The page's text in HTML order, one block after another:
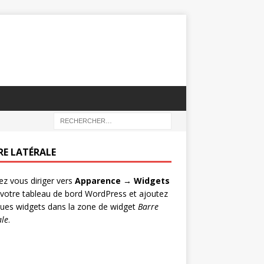
LATÉRALE
vous diriger vers Apparence → Widgets
tableau de bord WordPress et ajoutez
widgets dans la zone de widget Barre
.